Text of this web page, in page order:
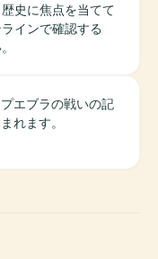
史に焦点を当てて
インで確認する
エブラの戦いの記
れます。